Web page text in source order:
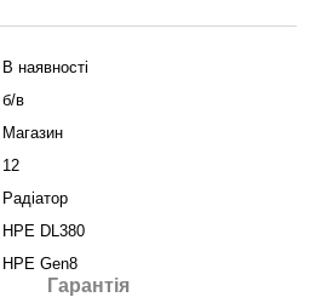
В наявності
б/в
Магазин
12
Радіатор
HPE DL380
HPE Gen8
Гарантія